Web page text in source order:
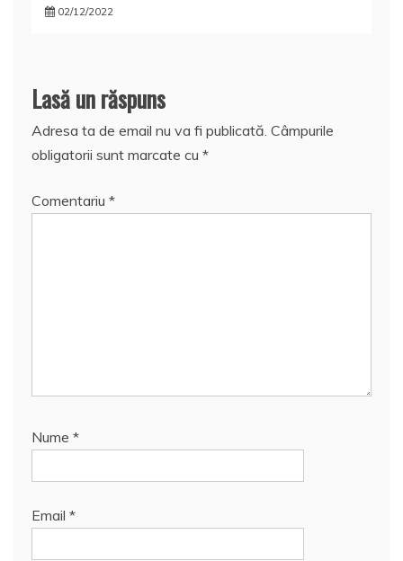
02/12/2022
Lasă un răspuns
Adresa ta de email nu va fi publicată. Câmpurile
obligatorii sunt marcate cu *
Comentariu *
Nume *
Email *